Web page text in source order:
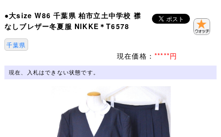
●大size W86 千葉県 柏市立土中学校 襟
なしブレザー冬夏服 NIKKE＊T6578
千葉県
現在価格： *****円
現在、入札はできない状態です。